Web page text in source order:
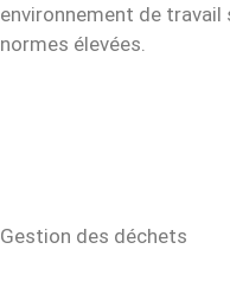
environnement de
normes élevées.
Gestion des déchets